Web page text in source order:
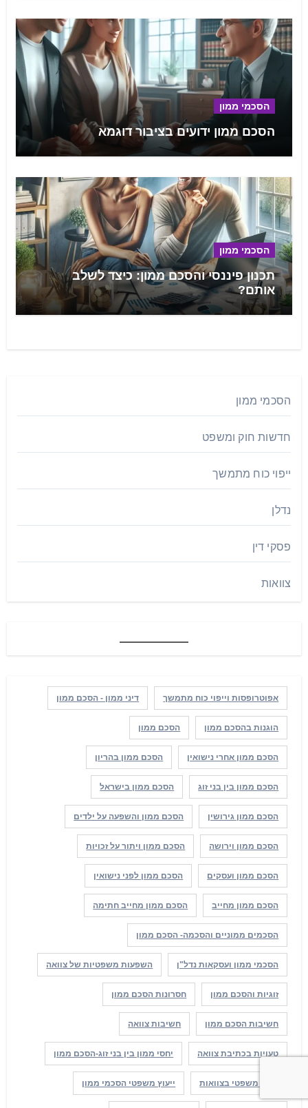
הסכמי ממון
הסכם ממון ידועים בציבור דוגמא
הסכמי ממון
תכנון פיננסי והסכם ממון: כיצד לשלב
אותם?
הסכמי ממון
חדשות חוק ומשפט
ייפוי כוח מתמשך
נדלן
פסקי דין
צוואות
אפוטרופסות וייפוי כוח מתמשך דיני ממון - הסכם ממון
הוגנות בהסכם ממון הסכם ממון
הסכם ממון אחרי נישואין הסכם ממון בהריון
הסכם ממון בין בני זוג הסכם ממון בישראל
הסכם ממון גירושין הסכם ממון והשפעה על ילדים
הסכם ממון וירושה הסכם ממון ויתור על זכויות
הסכם ממון ועסקים הסכם ממון לפני נישואין
הסכם ממון מחייב הסכם ממון מחייב חתימה
הסכמים ממוניים והסכמה- הסכם ממון
הסכמי ממון ועסקאות נדל"ן השפעות משפטיות של צוואה
זוגיות והסכם ממון חסרונות הסכם ממון
חשיבות הסכם ממון חשיבות צוואה
טעויות בכתיבת צוואה יחסי ממון בין בני זוג-הסכם ממון
ייעוץ משפטי בצוואות ייעוץ משפטי הסכמי ממון